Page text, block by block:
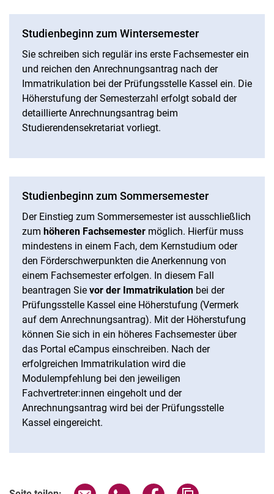
Studienbeginn zum Wintersemester
Sie schreiben sich regulär ins erste Fachsemester ein
und reichen den Anrechnungsantrag nach der
Immatrikulation bei der Prüfungsstelle Kassel ein. Die
Höherstufung der Semesterzahl erfolgt sobald der
detaillierte Anrechnungsantrag beim
Studierendensekretariat vorliegt.
Studienbeginn zum Sommersemester
Der Einstieg zum Sommersemester ist ausschließlich
zum höheren Fachsemester möglich. Hierfür muss
mindestens in einem Fach, dem Kernstudium oder
den Förderschwerpunkten die Anerkennung von
einem Fachsemester erfolgen. In diesem Fall
beantragen Sie vor der Immatrikulation bei der
Prüfungsstelle Kassel eine Höherstufung (Vermerk
auf dem Anrechnungsantrag). Mit der Höherstufung
können Sie sich in ein höheres Fachsemester über
das Portal eCampus einschreiben. Nach der
erfolgreichen Immatrikulation wird die
Modulempfehlung bei den jeweiligen
Fachvertreter:innen eingeholt und der
Anrechnungsantrag wird bei der Prüfungsstelle
Kassel eingereicht.
Seite über E-Mail teilen
Seite über WhatsApp teilen
Seite über Facebook